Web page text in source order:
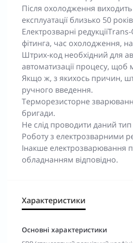
Після охолодження
експлуатації близько 50
Електрозварні
фітинга, час охолодження,
Штрих-код необхідний для
автоматизації процесу,
Якщо ж, з якихось причин,
ручного введення.
Терморезисторне
бригади.
Не слід проводити даний тип
Роботу з електрозварними
Інакше електрозварювання
обладнанням відповідно.
Характеристики
Основні характеристики